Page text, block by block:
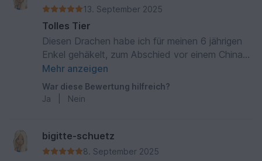
13. September 2025
Tolles Tier
Diesen Drachen habe ich für meinen 6 jährigen
Enkel gehäkelt, zum Abschied vor einem China-
Aufenthalt.
Mehr anzeigen
War diese Bewertung hilfreich?
Ja
Nein
bigitte-schuetz
8. September 2025